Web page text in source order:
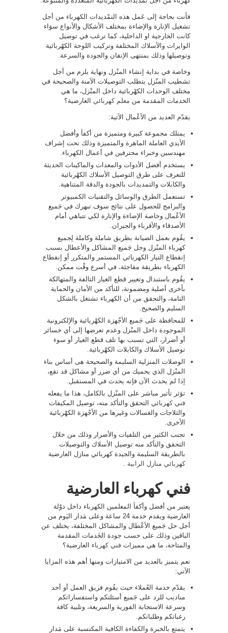
فأنت بحاجة إلى عَمل هذه التمْديدات الكهرباء من أجل
تشغيل الإنارة والإضاءة بمختلف الأشكال والأنواع سوَاء
كانت الخارجية او الداخلية، كما ترغب في توصيل
الوايرات والأسلاك المختلفة وتركيب اللوحة الكهْربائية
وتوصيلها وذلك بمنتهى الإتقان والجودة والسرعة.
وخاصة في بداية إنشاء المنْزل ونهاية يلزم من أجل
تشطيب المنْزل يتطلب التوصيلات الآمنة والصحيحة في
مختلف الوحدات الكهْربائية داخل المنْزل، ما هي
الخدمات المقدمة من معلم كهربائي العارضية؟
يقدّم العديد من الأعْمال الآتية:
يمتلك مجموعة كبيرة ومتميزة من أكفأ وأفضل
الأيدي العاملة الماهرة والمتميزة وذلك تحت إشراف
مهندسين وخبراء محترفين في أعمال الكهرباء.
يستخدم أفضل الأدوات والمعدات والماكينات الحديثة
للتعرف على طرق التوصيل الأسلاك الكهْربائية
والكابلات والتمديدات بالجودة والدقة المتناهية.
تستعمل الطرق والوسائل والتقنيات الكمبيوتر
والبرامج للحصول على نتائج سوف تبهرك في جَميع
الأعْمال وخاصة الإضاءة والإنارة لكي تتباهي أمام
الأصدقاء والأقرباء والجيران.
يقُوم بعمل الصيانة بطريق شاملة وكاملة لِجميع
كهرباء المنْزل وحل جَميع المشاكل والأعطال بسبب
إنقطاع التيار الكهربائي المستمر والمتكرر أو إنقطاع
الكهرباء بطريقة مفاجئة، في أسرع وقْت ممكن.
يقُوم باستبدال وتغيير قطع الغيار التالفة والمتهالكة
بأخرى أصلية ومضمونة، للتأكد من الأمان والحماية
التامة، والتحقق من أن الكهرباء تشتغل بالشكل
السليم والصحيح.
للمحافظة على جَميع الأجْهزة الكهْربائية والإلكترونية
الموجودة داخل المنْزل وعدم تعرضها إلى أي خسائر
أو أضرار، التي تسبب بها تلف قطع الغيار أو سوء
توصيل الأسلاك والكابلات الكهْربائية.
الوصلات المنزلية السليمة والصحيحة هى أساس بناء
المنْزل الذي يحميك من أي ضرر أو مشاكل قد تقع،
إذا لم يحدث الآن فإنه يحدث في المستقبل.
تؤثر تأثير مباشر على المنْزل بالكامل، هذا ما يفعله
فني كهربائي التحقق والتأكد منه، توصيل المكيفات
والثلاجات والغسالات وغيرها من الأجْهزة الكهْربائية
الأخرى.
تجنب الكثير من التلفيات والأضرار وذلك من خلال
التحقق والتأكد منه توصيل الأسلاك والتوصيلات
بالطريقة السليمة والجيدة كهربائي منازل العارضية
كهربائي منازل الرابية
فني كهرباء العارضية
يعتبر من أفضل وأكفأ المعلمين الكهرباء داخل دوْلة
العارضية ويقدم خدمة 24 ساعة وعلى مَدار اليَوم من
أجل حل جَميع الأعْطال والمشاكل المختلفة، يختلف عن
الباقين وذلك على حسب جودة الخَدمات المقدمة
والمتاحة، ما هي مميزات فني كهرباء العارضية؟
نعم يتميز بالعديد من الامتيازات ومنها أهم هذه المزايا
الآتي:
يقدّم خدمة العُملاء حيث يقُوم فريق العمل أو أحد
مناديب للرد على جَميع أسئلتكم واستفساراتكم
وسرعة الاستجابة الفورية والسريعة، وتلبية كافة
رغباتكم وطلباتكم.
يتمتع بالخبرة والكفاءة الكافية المكتسبة على مَدار